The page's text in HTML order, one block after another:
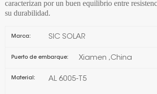
caracterizan por un buen equilibrio entre
su durabilidad.
Marca: SIC SOLAR
Puerto de embarque: Xiamen ,China
Material: AL 6005-T5